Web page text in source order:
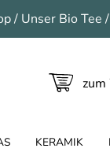
/ Unser Bio Tee /
KERAMIK